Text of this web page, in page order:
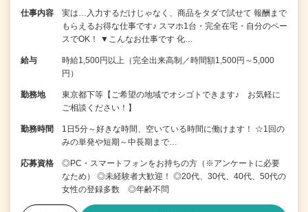
仕事内容
実は…入力するだけじゃなく、商品をタダで試せて 報酬まで
もらえるお得な仕事です♪ スマホ1台・完全在宅・自分のペー
スでOK！ ▼こんなお仕事です 化…
給与
時給1,500円以上（完全出来高制／時間額1,500円～5,000
円）
勤務地
東京都下等【ご希望の地域でオシゴトできます♪ お気軽に
ご相談ください！】
勤務時間
1日5分～好きな時間、空いている時間に働けます！ ☆1回の
みの単発や短期～中長期まで…
応募資格
◎PC・スマートフォンをお持ちの方（※アンケートに必要
なため） ◎未経験者大歓迎！ ◎20代、30代、40代、50代の
女性の登録多数 ◎年齢不問